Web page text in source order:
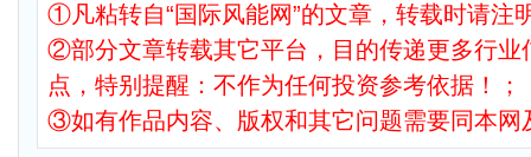
①凡粘转自“国际风能网”的文章，转载时请注
②部分文章转载其它平台，目的传递更多行业
点，特别提醒：不作为任何投资参考依据！；
③如有作品内容、版权和其它问题需要同本网